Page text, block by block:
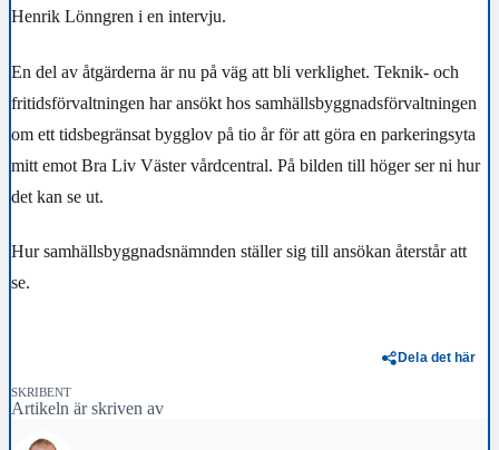
Henrik Lönngren i en intervju.
En del av åtgärderna är nu på väg att bli verklighet. Teknik- och
fritidsförvaltningen har ansökt hos samhällsbyggnadsförvaltningen
om ett tidsbegränsat bygglov på tio år för att göra en parkeringsyta
mitt emot Bra Liv Väster vårdcentral. På bilden till höger ser ni hur
det kan se ut.
Hur samhällsbyggnadsnämnden ställer sig till ansökan återstår att
se.
Dela det här
SKRIBENT
Artikeln är skriven av